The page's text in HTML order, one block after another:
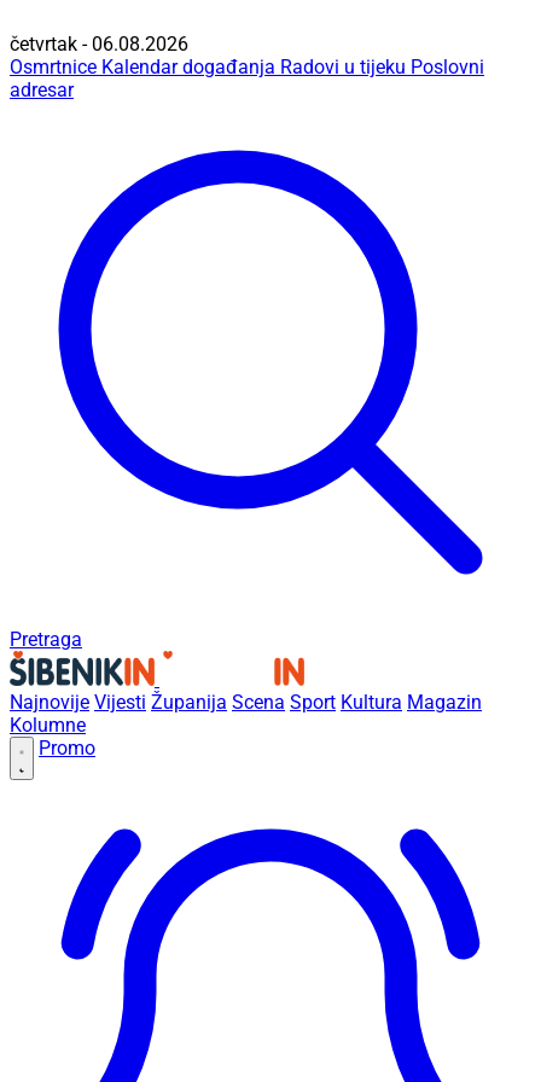
četvrtak - 06.08.2026
Osmrtnice Kalendar događanja Radovi u tijeku Poslovni
adresar
Pretraga
Najnovije Vijesti Županija Scena Sport Kultura Magazin
Kolumne
Promo